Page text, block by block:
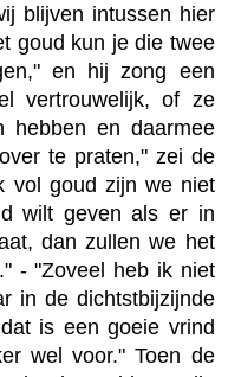
blijven intussen hier
goud kun je die twee
en hij zong een
vertrouwelijk, of ze
hebben en daarmee
te praten," zei de
vol goud zijn we niet
wilt geven als er in
dan zullen we het
- "Zoveel heb ik niet
in de dichtstbijzijnde
is een goeie vrind
wel voor." Toen de